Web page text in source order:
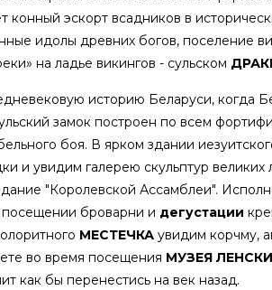
конный эскорт всадников в
идолы древних богов, поселение
на ладье викингов - сульском
историю Беларуси, когда
замок построен по всем
боя. В ярком здании
и увидим галерею скульптур
"Королевской Ассамблеи".
броварни и дегустации
МЕСТЕЧКА увидим корчму,
во время посещения МУЗЕЯ
как бы перенестись на век назад.